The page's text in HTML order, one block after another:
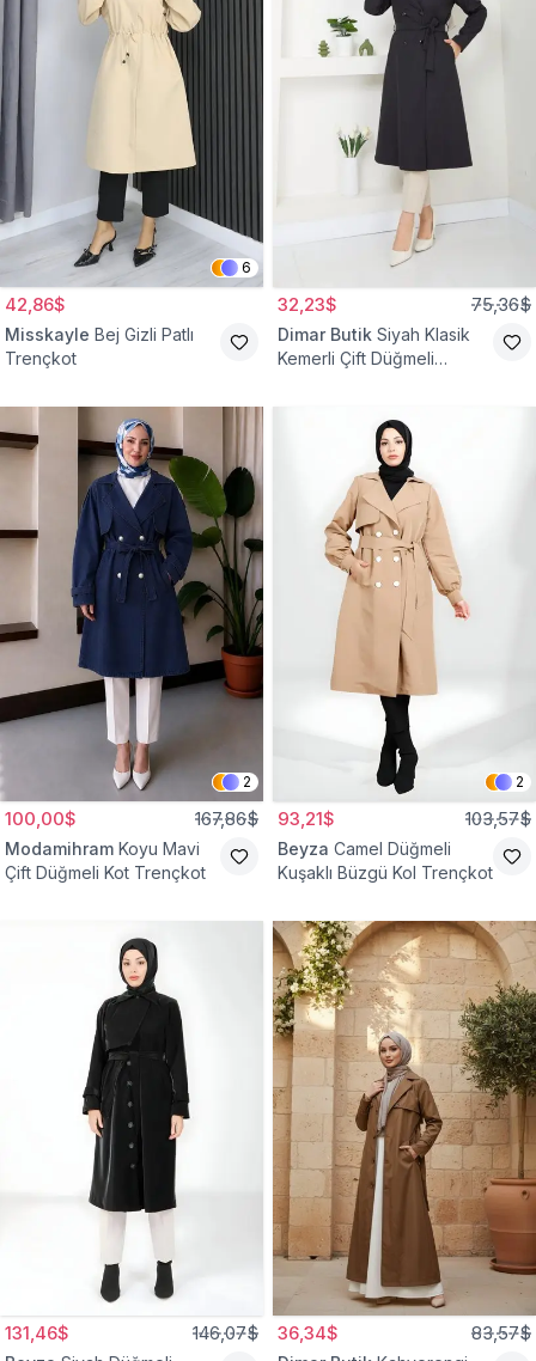
6
42,86$
Misskayle Bej Gizli Patlı
Trençkot
32,23$ 75,36$
Dimar Butik Siyah Klasik
Kemerli Çift Düğmeli
2
100,00$ 167,86$
Modamihram Koyu Mavi
Çift Düğmeli Kot Trençkot
2
93,21$ 103,57$
Beyza Camel Düğmeli
Kuşaklı Büzgü Kol Trençkot
131,46$ 146,07$ 36,34$ 83,57$